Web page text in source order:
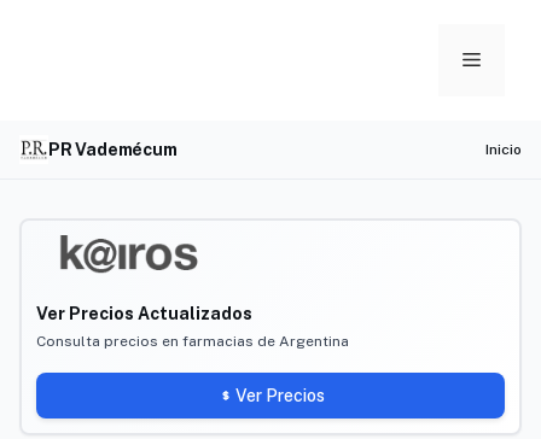
Menu
PR Vademécum Inicio
Ver Precios Actualizados
Consulta precios en farmacias de Argentina
Ver Precios